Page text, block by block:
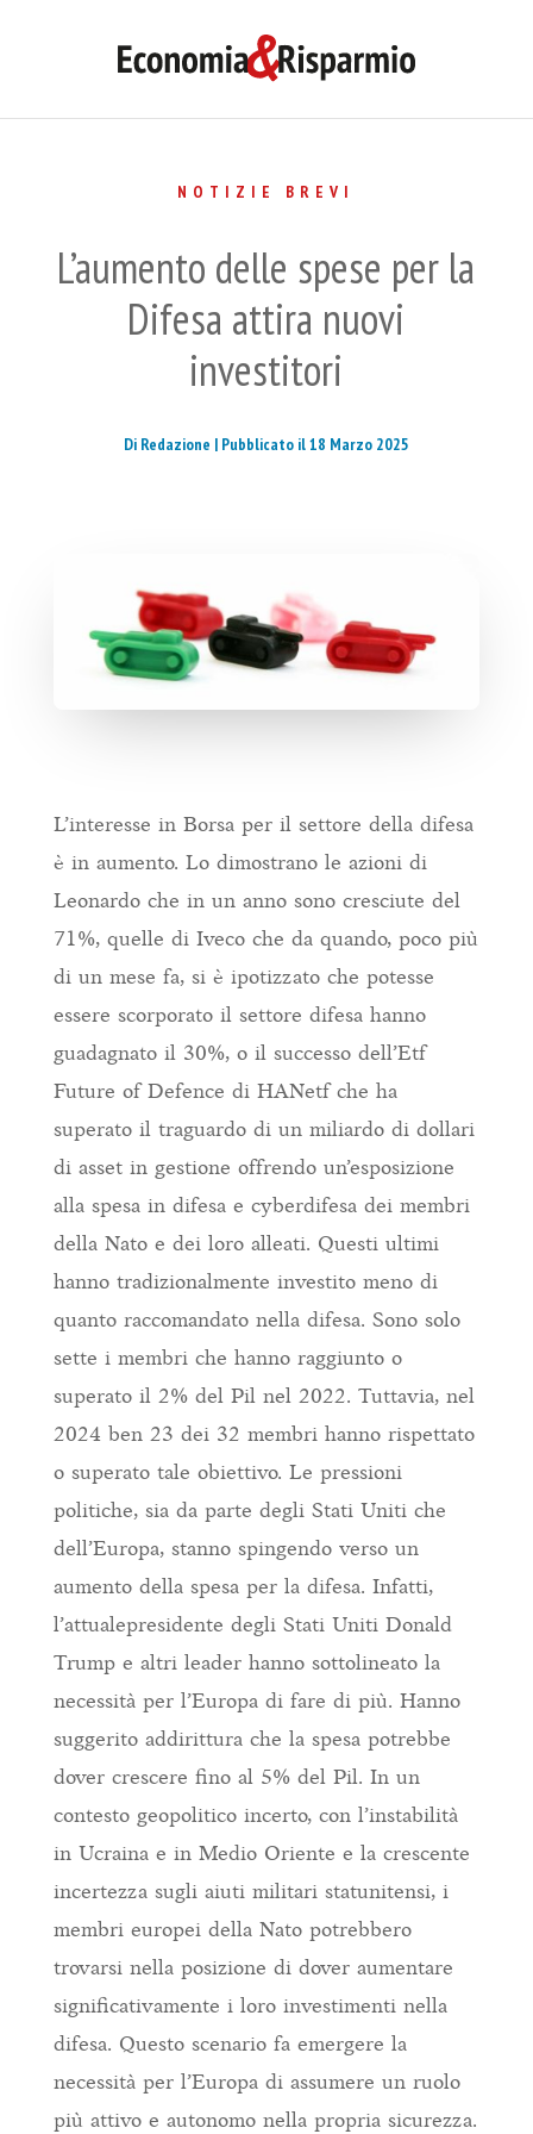
NOTIZIE BREVI
L’aumento delle spese per la
Difesa attira nuovi
investitori
Di Redazione | Pubblicato il 18 Marzo 2025
L’interesse in Borsa per il settore della difesa
è in aumento. Lo dimostrano le azioni di
Leonardo che in un anno sono cresciute del
71%, quelle di Iveco che da quando, poco più
di un mese fa, si è ipotizzato che potesse
essere scorporato il settore difesa hanno
guadagnato il 30%, o il successo dell’Etf
Future of Defence di HANetf che ha
superato il traguardo di un miliardo di dollari
di asset in gestione offrendo un’esposizione
alla spesa in difesa e cyberdifesa dei membri
della Nato e dei loro alleati. Questi ultimi
hanno tradizionalmente investito meno di
quanto raccomandato nella difesa. Sono solo
sette i membri che hanno raggiunto o
superato il 2% del Pil nel 2022. Tuttavia, nel
2024 ben 23 dei 32 membri hanno rispettato
o superato tale obiettivo. Le pressioni
politiche, sia da parte degli Stati Uniti che
dell’Europa, stanno spingendo verso un
aumento della spesa per la difesa. Infatti,
l’attualepresidente degli Stati Uniti Donald
Trump e altri leader hanno sottolineato la
necessità per l’Europa di fare di più. Hanno
suggerito addirittura che la spesa potrebbe
dover crescere fino al 5% del Pil. In un
contesto geopolitico incerto, con l’instabilità
in Ucraina e in Medio Oriente e la crescente
incertezza sugli aiuti militari statunitensi, i
membri europei della Nato potrebbero
trovarsi nella posizione di dover aumentare
significativamente i loro investimenti nella
difesa. Questo scenario fa emergere la
necessità per l’Europa di assumere un ruolo
più attivo e autonomo nella propria sicurezza.